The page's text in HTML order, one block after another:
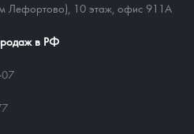
Лефортово), 10 этаж, офис 911А
в РФ